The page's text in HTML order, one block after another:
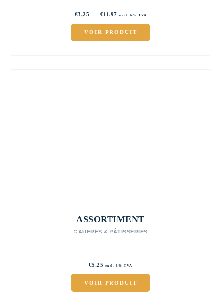
€3,25 – €11,97Plage
prix :
excl. 6% TVA
VOIR PRODUIT
ASSORTIMENT
GAUFRES & PÂTISSERIES
€5,25 excl. 6% TVA
VOIR PRODUIT